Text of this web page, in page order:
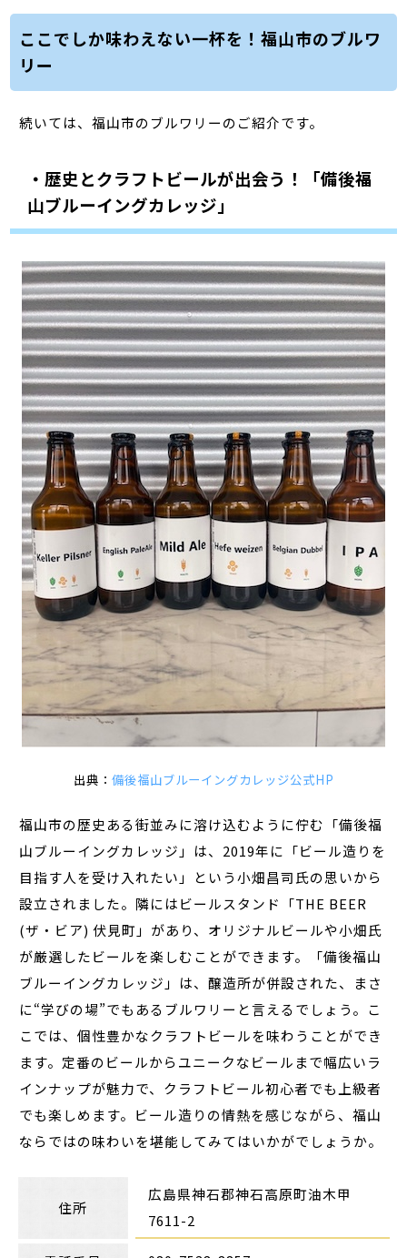
ここでしか味わえない一杯を！福山市のブルワ
リー
続いては、福山市のブルワリーのご紹介です。
・歴史とクラフトビールが出会う！「備後福
山ブルーイングカレッジ」
出典： 備後福山ブルーイングカレッジ公式HP
福山市の歴史ある街並みに溶け込むように佇む「備後福
山ブルーイングカレッジ」は、2019年に「ビール造りを
目指す人を受け入れたい」という小畑昌司氏の思いから
設立されました。隣にはビールスタンド「THE BEER
(ザ・ビア) 伏見町」があり、オリジナルビールや小畑氏
が厳選したビールを楽しむことができます。「備後福山
ブルーイングカレッジ」は、醸造所が併設された、まさ
に“学びの場”でもあるブルワリーと言えるでしょう。こ
こでは、個性豊かなクラフトビールを味わうことができ
ます。定番のビールからユニークなビールまで幅広いラ
インナップが魅力で、クラフトビール初心者でも上級者
でも楽しめます。ビール造りの情熱を感じながら、福山
ならではの味わいを堪能してみてはいかがでしょうか。
住所
広島県神石郡神石高原町油木甲
7611-2